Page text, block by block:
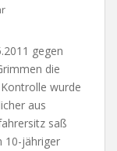
gegen
die
wurde
aus
saß
10-jähriger